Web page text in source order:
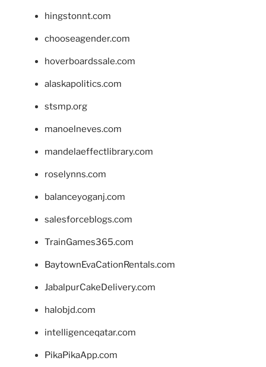
hingstonnt.com
chooseagender.com
hoverboardssale.com
alaskapolitics.com
stsmp.org
manoelneves.com
mandelaeffectlibrary.com
roselynns.com
balanceyoganj.com
salesforceblogs.com
TrainGames365.com
BaytownEvaCationRentals.com
JabalpurCakeDelivery.com
halobjd.com
intelligenceqatar.com
PikaPikaApp.com